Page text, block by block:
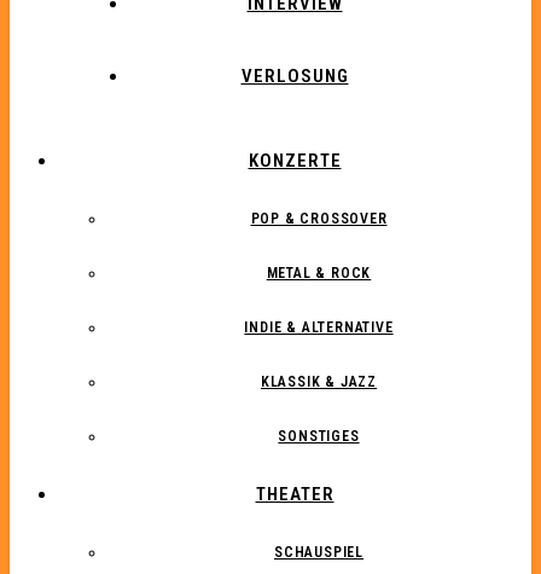
VERLOSUNG
KONZERTE
POP & CROSSOVER
METAL & ROCK
INDIE & ALTERNATIVE
KLASSIK & JAZZ
SONSTIGES
THEATER
SCHAUSPIEL